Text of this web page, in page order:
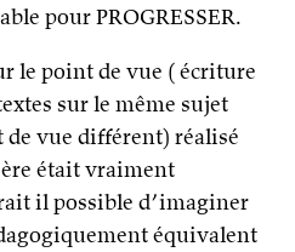
pour PROGRESSER.
le point de vue ( écriture
sur le même sujet
de vue différent) réalisé
était vraiment
il possible d’imaginer
équivalent